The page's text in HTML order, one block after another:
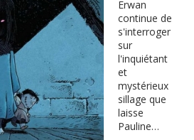
Erwan
continue de
s'interroger
sur
l'inquiétant
et
mystérieux
sillage que
laisse
Pauline…